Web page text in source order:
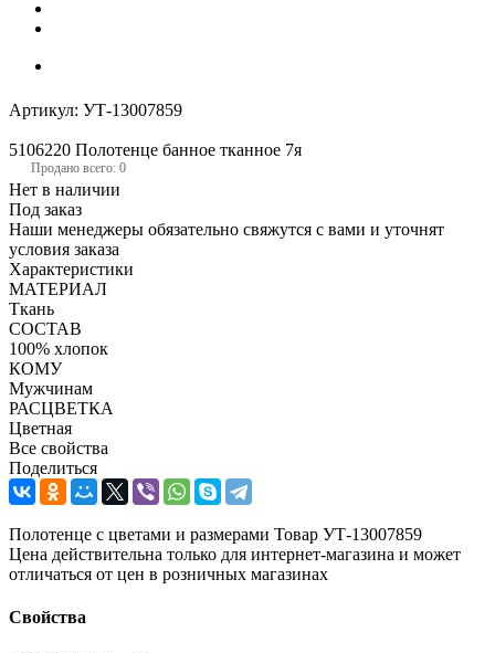
Артикул: УТ-13007859
5106220 Полотенце банное тканное 7я
Продано всего: 0
Нет в наличии
Под заказ
Наши менеджеры обязательно свяжутся с вами и уточнят
условия заказа
Характеристики
МАТЕРИАЛ
Ткань
СОСТАВ
100% хлопок
КОМУ
Мужчинам
РАСЦВЕТКА
Цветная
Все свойства
Поделиться
Полотенце с цветами и размерами Товар УТ-13007859
Цена действительна только для интернет-магазина и может
отличаться от цен в розничных магазинах
Свойства